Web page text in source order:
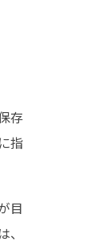
存
指
目
、